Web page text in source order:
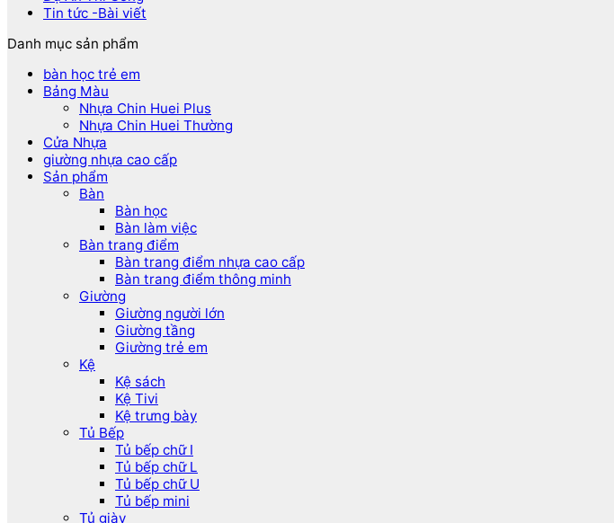
Tin tức -Bài viết
Danh mục sản phẩm
bàn học trẻ em
Bảng Màu
Nhựa Chin Huei Plus
Nhựa Chin Huei Thường
Cửa Nhựa
giường nhựa cao cấp
Sản phẩm
Bàn
Bàn học
Bàn làm việc
Bàn trang điểm
Bàn trang điểm nhựa cao cấp
Bàn trang điểm thông minh
Giường
Giường người lớn
Giường tầng
Giường trẻ em
Kệ
Kệ sách
Kệ Tivi
Kệ trưng bày
Tủ Bếp
Tủ bếp chữ I
Tủ bếp chữ L
Tủ bếp chữ U
Tủ bếp mini
Tủ giày